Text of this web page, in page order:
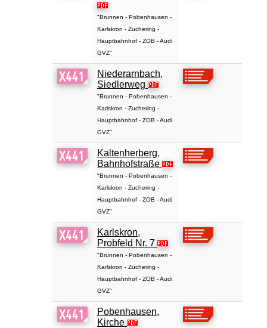
"Brunnen - Pobenhausen -
Karlskron - Zuchering -
Hauptbahnhof - ZOB - Audi
GVZ"
Niederarnbach,
Siedlerweg
"Brunnen - Pobenhausen -
Karlskron - Zuchering -
Hauptbahnhof - ZOB - Audi
GVZ"
Kaltenherberg,
Bahnhofstraße
"Brunnen - Pobenhausen -
Karlskron - Zuchering -
Hauptbahnhof - ZOB - Audi
GVZ"
Karlskron,
Probfeld Nr. 7
"Brunnen - Pobenhausen -
Karlskron - Zuchering -
Hauptbahnhof - ZOB - Audi
GVZ"
Pobenhausen,
Kirche